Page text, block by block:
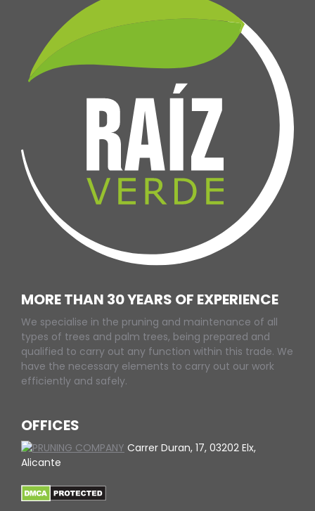
MORE THAN 30 YEARS OF EXPERIENCE
We specialise in the pruning and maintenance of all
types of trees and palm trees, being prepared and
qualified to carry out any function within this trade. We
have the necessary elements to carry out our work
efficiently and safely.
OFFICES
Carrer Duran, 17, 03202 Elx,
Alicante